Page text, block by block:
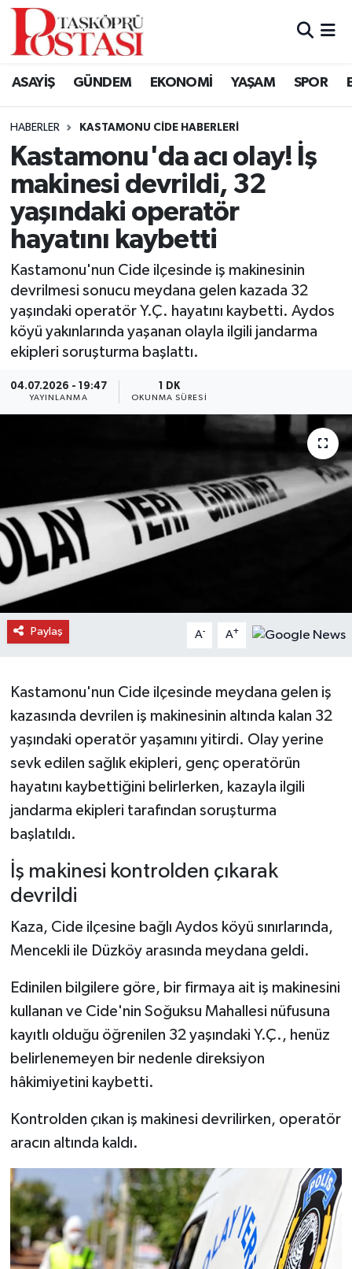
ASAYİŞ GÜNDEM EKONOMİ YAŞAM SPOR
HABERLER KASTAMONU CIDE HABERLERI
Kastamonu'da acı olay! İş
makinesi devrildi, 32
yaşındaki operatör
hayatını kaybetti
Kastamonu'nun Cide ilçesinde iş makinesinin
devrilmesi sonucu meydana gelen kazada 32
yaşındaki operatör Y.Ç. hayatını kaybetti. Aydos
köyü yakınlarında yaşanan olayla ilgili jandarma
ekipleri soruşturma başlattı.
04.07.2026 - 19:47
YAYINLANMA
1 DK
OKUNMA SÜRESI
Paylaş A- A+
Kastamonu'nun Cide ilçesinde meydana gelen iş
kazasında devrilen iş makinesinin altında kalan 32
yaşındaki operatör yaşamını yitirdi. Olay yerine
sevk edilen sağlık ekipleri, genç operatörün
hayatını kaybettiğini belirlerken, kazayla ilgili
jandarma ekipleri tarafından soruşturma
başlatıldı.
İş makinesi kontrolden çıkarak
devrildi
Kaza, Cide ilçesine bağlı Aydos köyü sınırlarında,
Mencekli ile Düzköy arasında meydana geldi.
Edinilen bilgilere göre, bir firmaya ait iş makinesini
kullanan ve Cide'nin Soğuksu Mahallesi nüfusuna
kayıtlı olduğu öğrenilen 32 yaşındaki Y.Ç., henüz
belirlenemeyen bir nedenle direksiyon
hâkimiyetini kaybetti.
Kontrolden çıkan iş makinesi devrilirken, operatör
aracın altında kaldı.
Kastamonu Vefat Edenler
Araç Haberleri
Azdavay Haberleri
Çatalzeytin Haberleri
Cide Haberleri
Daday Haberleri
Hanönü Haberleri
İhsangazi Haberleri
İnebolu Haberleri
Küre Haberleri
Pınarbaşı Haberleri
Şenpazar Haberleri
Seydiler Haberleri
Taşköprü Haberleri
Tosya Haberleri
Karadeniz Haberleri
Ulusal Haberler
Teknoloji Haberleri
Dünya Haberleri
Haber Arşivi